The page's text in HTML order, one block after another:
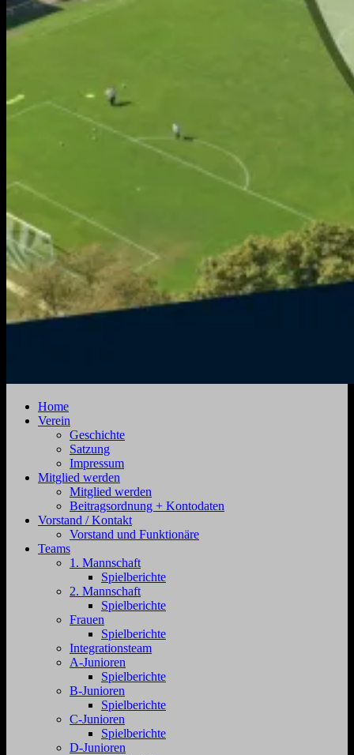
Zehdenick
Jahnstraße
Zehdenick
Home
Verein
Geschichte
Satzung
Impressum
Mitglied werden
Mitglied werden
Beitragsordnung + Kontodaten
Vorstand / Kontakt
Vorstand und Funktionäre
Teams
1. Mannschaft
Spielberichte
2. Mannschaft
Spielberichte
Frauen
Spielberichte
Integrationsteam
A-Junioren
Spielberichte
B-Junioren
Spielberichte
C-Junioren
Spielberichte
D-Junioren